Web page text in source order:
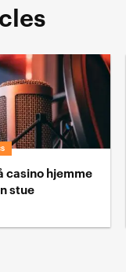
casino hjemme
stue